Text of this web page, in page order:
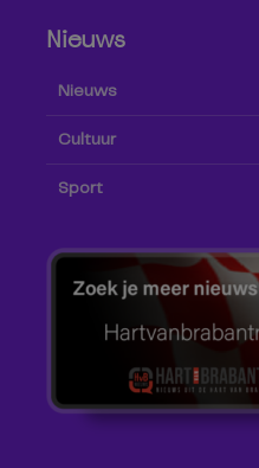
Nieuws
Nieuws
Cultuur
Sport